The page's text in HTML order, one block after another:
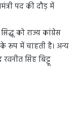
पद की दौड़ में
को राज्य कांग्रेस
रूप में चाहती है। अन्य
सिंह बिट्टू